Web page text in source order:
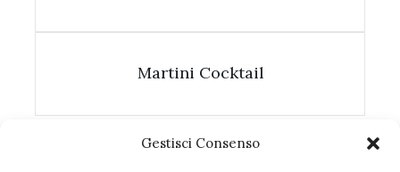
Gestisci Consenso
Martini Cocktail